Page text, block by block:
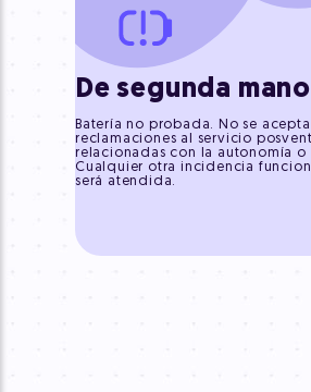
De segunda mano
Batería no probada. No se
reclamaciones al servicio
relacionadas con la autonomía o
Cualquier otra incidencia
será atendida.